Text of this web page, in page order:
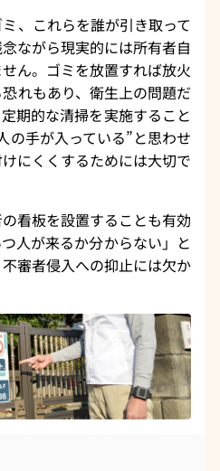
、これらを誰が引き取って
ながら現実的には所有者自
ん。ゴミを放置すれば放火
れもあり、衛生上の問題だ
期的な清掃を実施すること
の手が入っている”と思わせ
にくくするためには大切で
看板を設置することも有効
人が来るか分からない」と
審者侵入への抑止には欠か